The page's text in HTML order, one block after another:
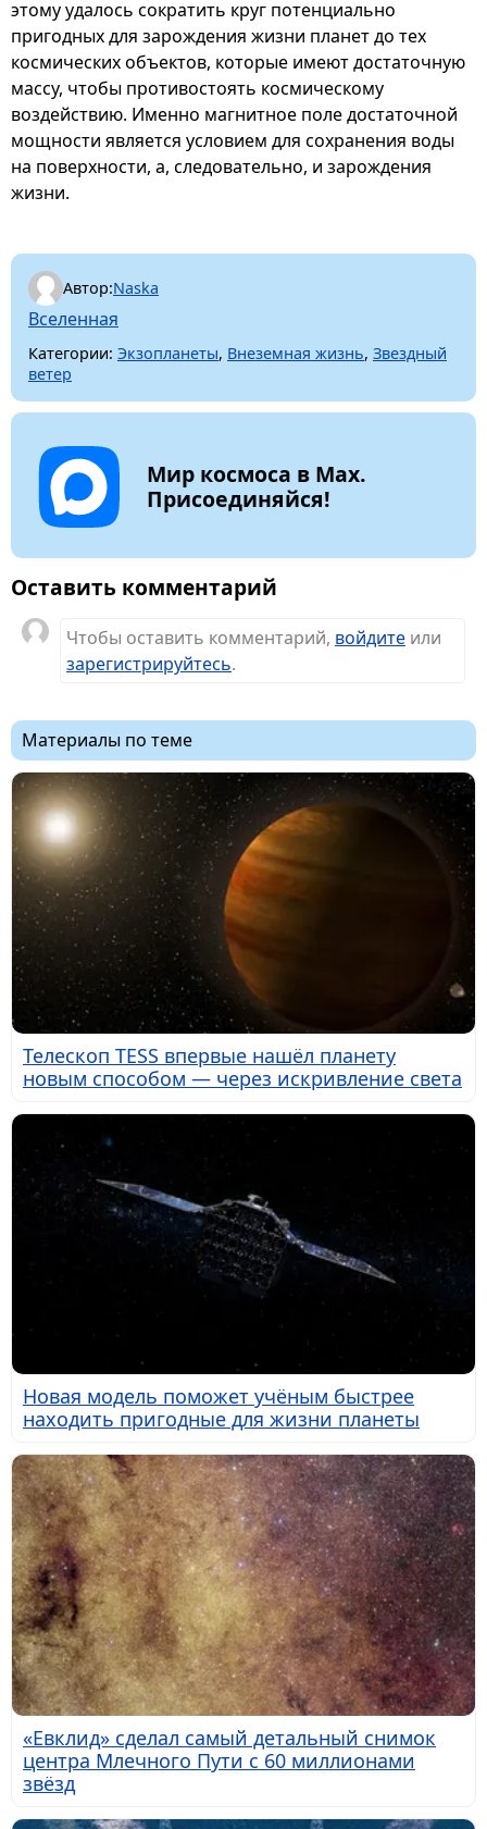
этому удалось сократить круг потенциально
пригодных для зарождения жизни планет до тех
космических объектов, которые имеют достаточную
массу, чтобы противостоять космическому
воздействию. Именно магнитное поле достаточной
мощности является условием для сохранения воды
на поверхности, а, следовательно, и зарождения
жизни.
Автор:Naska
Вселенная
Категории: Экзопланеты, Внеземная жизнь, Звездный
ветер
Мир космоса в Max.
Присоединяйся!
Оставить комментарий
Чтобы оставить комментарий, войдите или
зарегистрируйтесь.
Материалы по теме
Телескоп TESS впервые нашёл планету
новым способом — через искривление света
Новая модель поможет учёным быстрее
находить пригодные для жизни планеты
«Евклид» сделал самый детальный снимок
центра Млечного Пути с 60 миллионами
звёзд